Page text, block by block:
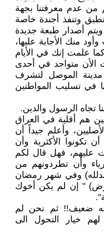
من عدم معرفتنا بجهة
وتنفذ أجندة خاصة
أصدار طبعة جديدة
منك الأجابة عليها،
علمت إنك في الأيام
الأن متواجد في أحدى
الموصل لتشرف
في تسليب المواطنين
تجاه الرسول والدين.
هم أقلية في العراق
وأعلم جيداً أن
تكونوا الأكثرية وأن
عليهم، فهل قال لكم
وأن تطردونهم من
وفي شهر رمضان
(رض) " إن لم يكن أخوك
ضعيف!! ثم نحن لم
خيار التحول الى